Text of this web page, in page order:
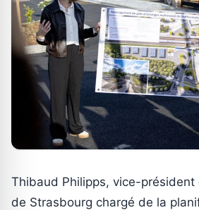
Thibaud Philipps, vice-président
de Strasbourg chargé de la